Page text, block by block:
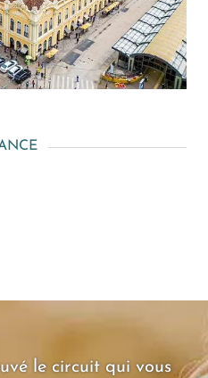
le circuit qui vous